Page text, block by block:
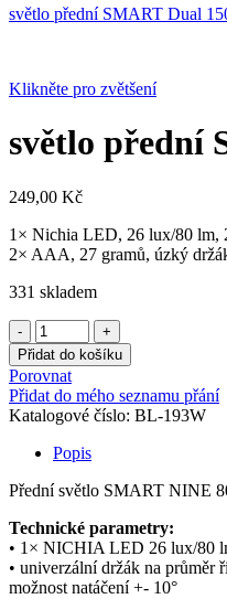
světlo přední SMART Dual
Klikněte pro zvětšení
světlo přední
249,00 Kč
1× Nichia LED, 26 lux/80 lm,
2× AAA, 27 gramů, úzký
331 skladem
světlo
přední
SMART
Nine
80
množství
Přidat do košíku
Porovnat
Přidat do mého seznamu přání
Katalogové číslo: BL-193W
Popis
Přední světlo SMART NINE
Technické parametry:
• 1× NICHIA LED 26 lux/80
• univerzální držák na
možnost natáčení +- 10°